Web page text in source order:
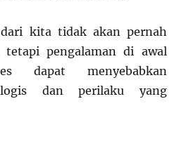
dari kita tidak akan pernah
tetapi pengalaman di awal
dapat menyebabkan
dan perilaku yang